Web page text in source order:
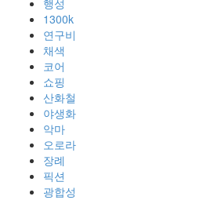
1300k
연구비
채색
코어
쇼핑
산화철
야생화
악마
오로라
장례
픽션
광합성